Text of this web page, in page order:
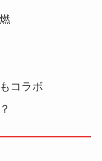
コラボ